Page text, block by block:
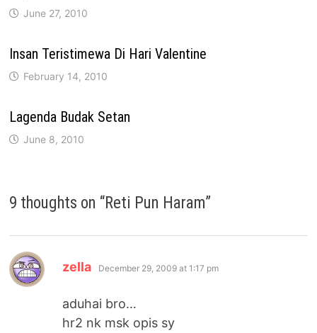
June 27, 2010
Insan Teristimewa Di Hari Valentine
February 14, 2010
Lagenda Budak Setan
June 8, 2010
9 thoughts on “Reti Pun Haram”
zella says:
December 29, 2009 at 1:17 pm
aduhai bro…
hr2 nk msk opis sy